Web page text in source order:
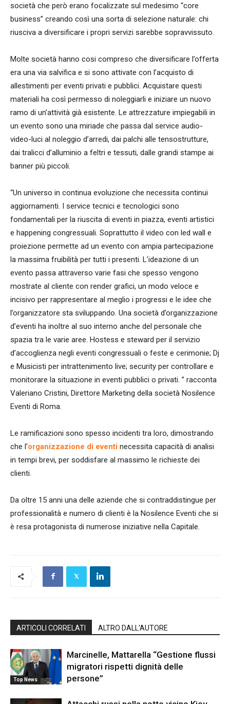
società che però erano focalizzate sul medesimo “core
business” creando così una sorta di selezione naturale: chi
riusciva a diversificare i propri servizi sarebbe sopravvissuto.
Molte società hanno cosi compreso che diversificare l’offerta
era una via salvifica e si sono attivate con l’acquisto di
allestimenti per eventi privati e pubblici. Acquistare questi
materiali ha così permesso di noleggiarli e iniziare un nuovo
ramo di un’attività già esistente. Le attrezzature impiegabili in
un evento sono una miriade che passa dal service audio-
video-luci al noleggio d’arredi, dai palchi alle tensostrutture,
dai tralicci d’alluminio a feltri e tessuti, dalle grandi stampe ai
banner più piccoli.
“Un universo in continua evoluzione che necessita continui
aggiornamenti. I service tecnici e tecnologici sono
fondamentali per la riuscita di eventi in piazza, eventi artistici
e happening congressuali. Soprattutto il video con led wall e
proiezione permette ad un evento con ampia partecipazione
la massima fruibilità per tutti i presenti. L’ideazione di un
evento passa attraverso varie fasi che spesso vengono
mostrate al cliente con render grafici, un modo veloce e
incisivo per rappresentare al meglio i progressi e le idee che
l’organizzatore sta sviluppando. Una società d’organizzazione
d’eventi ha inoltre al suo interno anche del personale che
spazia tra le varie aree. Hostess e steward per il servizio
d’accoglienza negli eventi congressuali o feste e cerimonie; Dj
e Musicisti per intrattenimento live; security per controllare e
monitorare la situazione in eventi pubblici o privati. ” racconta
Valeriano Cristini, Direttore Marketing della società Nosilence
Eventi di Roma.
Le ramificazioni sono spesso incidenti tra loro, dimostrando
che l’organizzazione di eventi necessita capacità di analisi
in tempi brevi, per soddisfare al massimo le richieste dei
clienti.
Da oltre 15 anni una delle aziende che si contraddistingue per
professionalità e numero di clienti è la Nosilence Eventi che si
è resa protagonista di numerose iniziative nella Capitale.
ARTICOLI CORRELATI ALTRO DALL'AUTORE
Top News
Marcinelle, Mattarella “Gestione flussi
migratori rispetti dignità delle
persone”